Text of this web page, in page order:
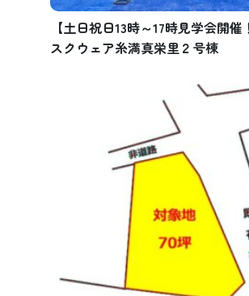
【土日祝日13時～17時見学会開
スクウェア糸満真栄里２号棟